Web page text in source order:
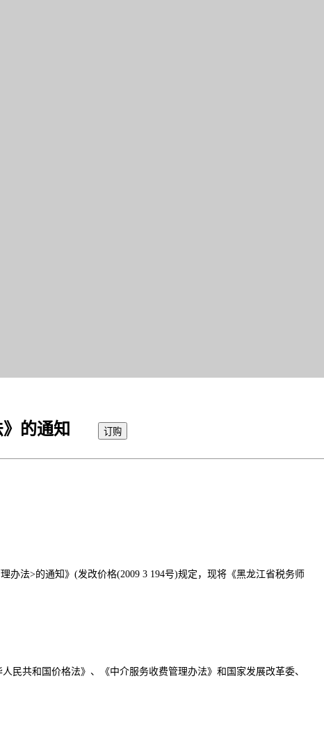
的通知
法>的通知》(发改价格(2009 3 194号)规定，现将《黑龙江省税务师
共和国价格法》、《中介服务收费管理办法》和国家发展改革委、